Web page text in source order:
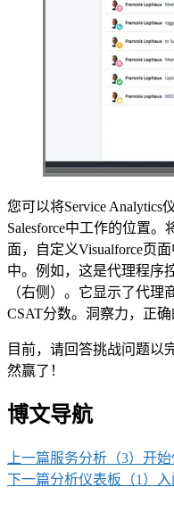
您可以将Service
Salesforce中工作的位置
面，自定义Visualforce页
中。例如，这是代理程序
（右侧）。它显示了代理
CSAT分数。洞察力，正
目前，请回答挑战问题以
然赢了！
博文导航
上一篇服务分析（3）开
下一篇分析仪表板（1）入